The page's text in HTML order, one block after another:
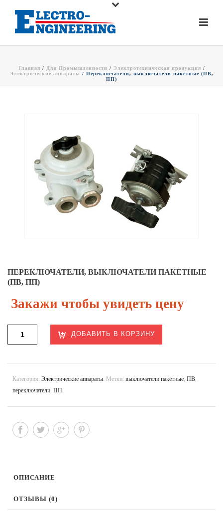
Главная / Для Промышленности / Электротехническая продукция /
Электрические аппараты / Переключатели, выключатели пакетные (ПВ,
ПП)
ПЕРЕКЛЮЧАТЕЛИ, ВЫКЛЮЧАТЕЛИ ПАКЕТНЫЕ
(ПВ, ПП)
Закажи чтобы увидеть цену
ДОБАВИТЬ В КОРЗИНУ
Категория: Электрические аппараты. Метки: выключатели пакетные, ПВ,
переключатели, ПП.
ОПИСАНИЕ
ОТЗЫВЫ (0)